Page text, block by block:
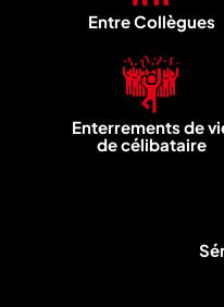
Entre Collègues
Enterrements de
de célibataire